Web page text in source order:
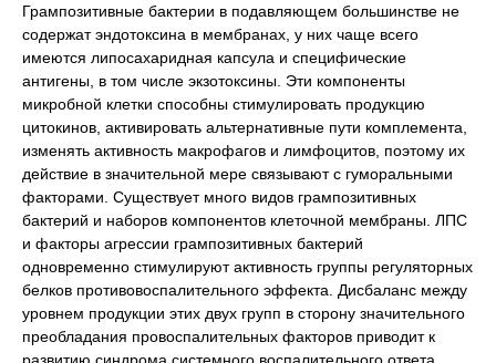
Грампозитивные бактерии в подавляющем большинстве не
содержат эндотоксина в мембранах, у них чаще всего
имеются липосахаридная капсула и специфические
антигены, в том числе экзотоксины. Эти компоненты
микробной клетки способны стимулировать продукцию
цитокинов, активировать альтернативные пути комплемента,
изменять активность макрофагов и лимфоцитов, поэтому их
действие в значительной мере связывают с гуморальными
факторами. Существует много видов грампозитивных
бактерий и наборов компонентов клеточной мембраны. ЛПС
и факторы агрессии грампозитивных бактерий
одновременно стимулируют активность группы регуляторных
белков противовоспалительного эффекта. Дисбаланс между
уровнем продукции этих двух групп в сторону значительного
преобладания провоспалительных факторов приводит к